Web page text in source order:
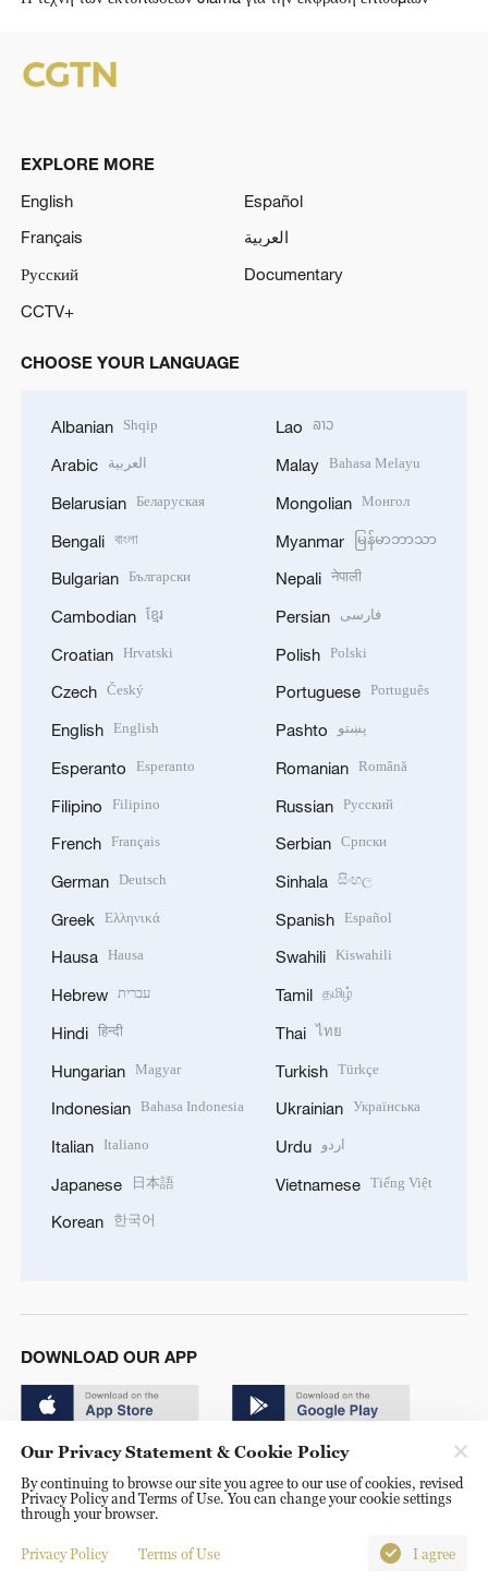
EXPLORE MORE
English
Español
Français
العربية
Русский
Documentary
CCTV+
CHOOSE YOUR LANGUAGE
Albanian Shqip
Arabic العربية
Belarusian Беларуская
Bengali বাংলা
Bulgarian Български
Cambodian ខ្មែរ
Croatian Hrvatski
Czech Český
English English
Esperanto Esperanto
Filipino Filipino
French Français
German Deutsch
Greek Ελληνικά
Hausa Hausa
Hebrew עברית
Hindi हिन्दी
Hungarian Magyar
Indonesian Bahasa Indonesia
Italian Italiano
Japanese 日本語
Korean 한국어
Lao ລາວ
Malay Bahasa Melayu
Mongolian Монгол
Myanmar မြန်မာဘာသာ
Nepali नेपाली
Persian فارسی
Polish Polski
Portuguese Português
Pashto پښتو
Romanian Română
Russian Русский
Serbian Српски
Sinhala සිංහල
Spanish Español
Swahili Kiswahili
Tamil தமிழ்
Thai ไทย
Turkish Türkçe
Ukrainian Українська
Urdu اردو
Vietnamese Tiếng Việt
DOWNLOAD OUR APP
© China Radio International.CRI. All Rights Reserved. 16A
Shijingshan Road, Beijing, China. 100040
Our Privacy Statement & Cookie Policy
By continuing to browse our site you agree to our use of cookies, revised
Privacy Policy and Terms of Use. You can change your cookie settings
through your browser.
Privacy Policy Terms of Use I agree